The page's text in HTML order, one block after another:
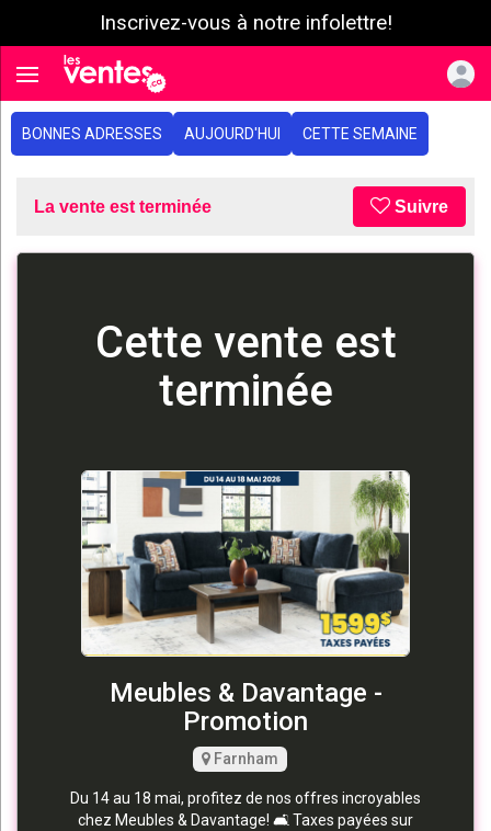
Inscrivez-vous à notre infolettre!
Toggle navigation
BONNES ADRESSES AUJOURD'HUI CETTE SEMAINE
La vente est terminée Suivre
Cette vente est
terminée
Meubles & Davantage -
Promotion
Farnham
Du 14 au 18 mai, profitez de nos offres incroyables
chez Meubles & Davantage! 🛋️ Taxes payées sur